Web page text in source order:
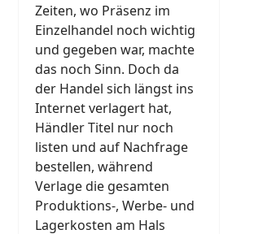
Zeiten, wo Präsenz im
Einzelhandel noch wichtig
und gegeben war, machte
das noch Sinn. Doch da
der Handel sich längst ins
Internet verlagert hat,
Händler Titel nur noch
listen und auf Nachfrage
bestellen, während
Verlage die gesamten
Produktions-, Werbe- und
Lagerkosten am Hals